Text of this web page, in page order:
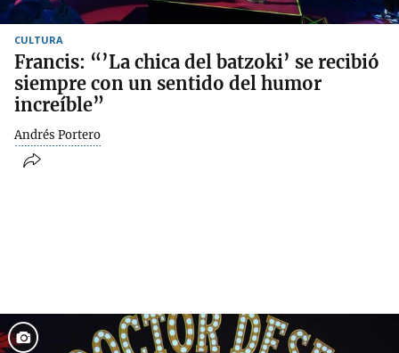
CULTURA
Francis: “’La chica del batzoki’ se recibió
siempre con un sentido del humor
increíble”
Andrés Portero